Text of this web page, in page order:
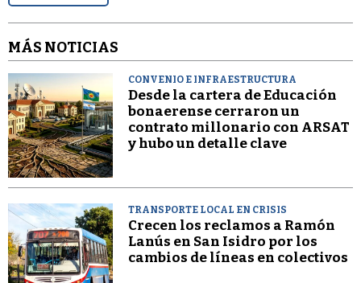
MÁS NOTICIAS
CONVENIO E INFRAESTRUCTURA
Desde la cartera de Educación
bonaerense cerraron un
contrato millonario con ARSAT
y hubo un detalle clave
TRANSPORTE LOCAL EN CRISIS
Crecen los reclamos a Ramón
Lanús en San Isidro por los
cambios de líneas en colectivos